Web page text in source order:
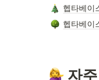
헵타베이
헵타베이
자